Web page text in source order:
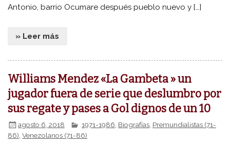
Antonio, barrio Ocumare después pueblo nuevo y […]
» Leer más
Williams Mendez «La Gambeta » un
jugador fuera de serie que deslumbro por
sus regate y pases a Gol dignos de un 10
agosto 6, 2018 1971-1986 Biografías Premundialistas (71-
86),Venezolanos (71-86)